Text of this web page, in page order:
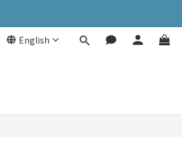
English